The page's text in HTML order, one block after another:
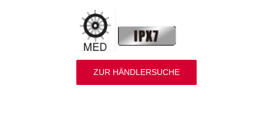
ZUR HÄNDLERSUCHE